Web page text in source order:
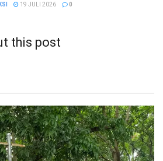
19 JULI 2026 0
this post